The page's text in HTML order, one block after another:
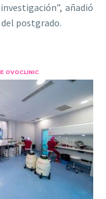
añadió
postgrado.
OVOCLINIC